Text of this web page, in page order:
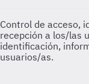
Control de acceso,
recepción a los/las
identificación,
usuarios/as.